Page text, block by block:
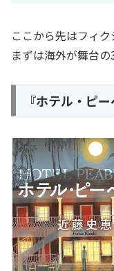
ここから先はフィク
まずは海外が舞台の
『ホテル・ピ